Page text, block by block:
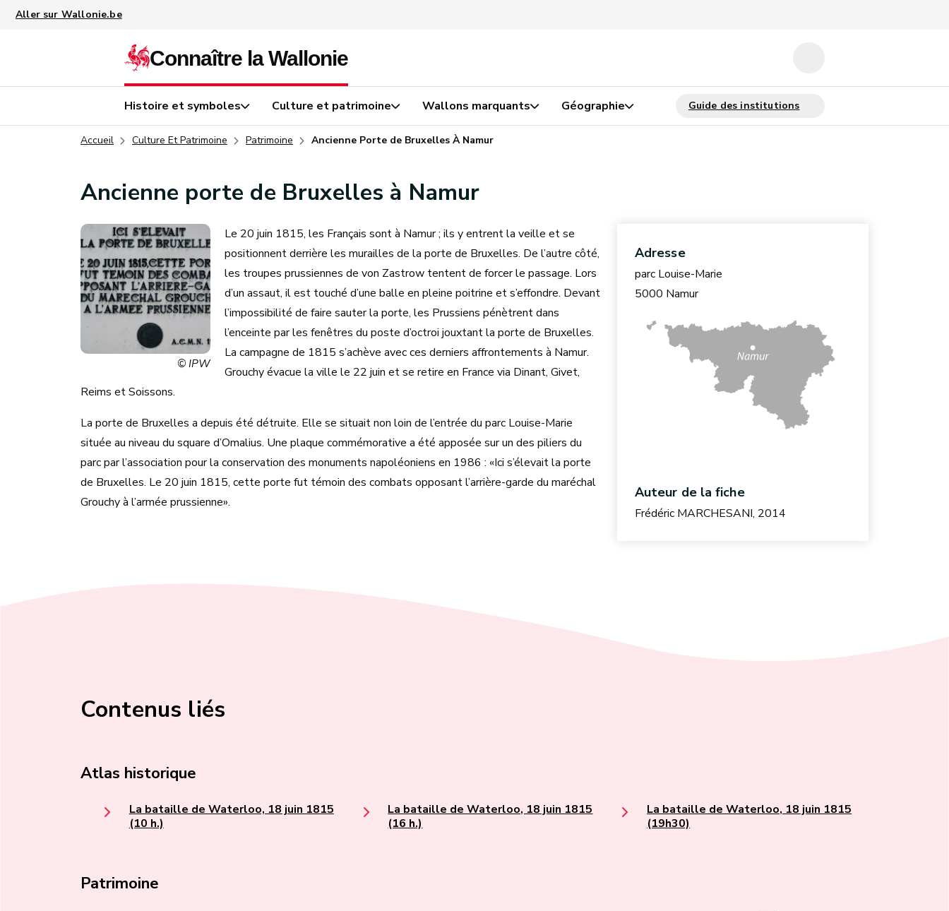
Histoire et symboles Culture et patrimoine Wallons marquants Géographie
Accueil Culture Et Patrimoine Patrimoine Ancienne Porte de Bruxelles À Namur
Ancienne porte de Bruxelles à Namur
© IPW
Le 20 juin 1815, les Français sont à Namur ; ils y entrent la veille et se
positionnent derrière les murailles de la porte de Bruxelles. De l’autre côté,
les troupes prussiennes de von Zastrow tentent de forcer le passage. Lors
d’un assaut, il est touché d’une balle en pleine poitrine et s’effondre. Devant
l’impossibilité de faire sauter la porte, les Prussiens pénètrent dans
l’enceinte par les fenêtres du poste d’octroi jouxtant la porte de Bruxelles.
La campagne de 1815 s’achève avec ces derniers affrontements à Namur.
Grouchy évacue la ville le 22 juin et se retire en France via Dinant, Givet,
Reims et Soissons.
La porte de Bruxelles a depuis été détruite. Elle se situait non loin de l’entrée du parc Louise-Marie
située au niveau du square d’Omalius. Une plaque commémorative a été apposée sur un des piliers du
parc par l’association pour la conservation des monuments napoléoniens en 1986 : «Ici s’élevait la porte
de Bruxelles. Le 20 juin 1815, cette porte fut témoin des combats opposant l’arrière-garde du maréchal
Grouchy à l’armée prussienne».
Adresse
parc Louise-Marie
5000 Namur
Auteur de la fiche
Frédéric MARCHESANI, 2014
Contenus liés
Atlas historique
La bataille de Waterloo, 18 juin 1815
(10 h.)
La bataille de Waterloo, 18 juin 1815
(16 h.)
La bataille de Waterloo, 18 juin 1815
(19h30)
Patrimoine